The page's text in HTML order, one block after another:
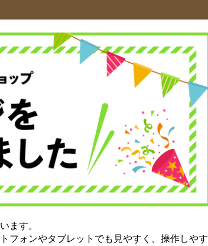
ます。
フォンやタブレットでも見やすく、操作しやす